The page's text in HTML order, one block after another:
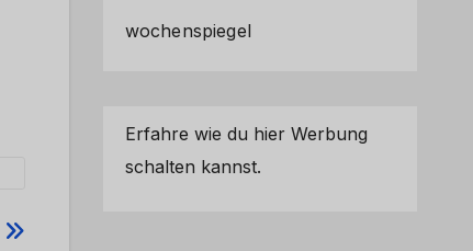
wochenspiegel
Erfahre wie du hier Werbung
schalten kannst.